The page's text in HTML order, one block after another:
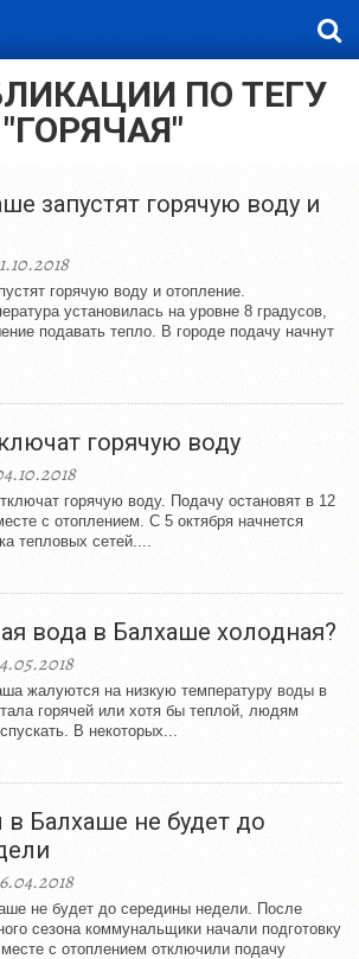
ПО ТЕГУ
"ГОРЯЧАЯ"
запустят горячую воду и
горячую воду и отопление.
установилась на уровне 8 градусов,
подавать тепло. В городе подачу начнут
горячую воду
горячую воду. Подачу остановят в 12
с отоплением. С 5 октября начнется
тепловых сетей....
вода в Балхаше холодная?
жалуются на низкую температуру воды в
горячей или хотя бы теплой, людям
В некоторых...
в Балхаше не будет до
не будет до середины недели. После
сезона коммунальщики начали подготовку
с отоплением отключили подачу